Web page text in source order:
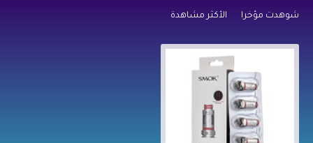
شوهدت مؤخراً الأكثر مشاهدة